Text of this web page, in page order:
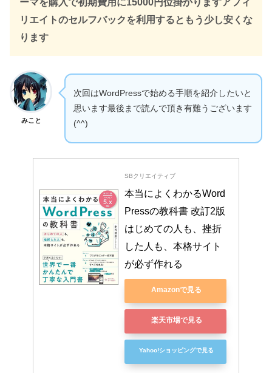
ーマを購入で初期費用に15000円位掛かりますアフィ
リエイトのセルフバックを利用するともう少し安くな
ります
みこと
次回はWordPressで始める手順を紹介したいと
思います最後まで読んで頂き有難うございます
(^^)
SBクリエイティブ
本当によくわかるWord
Pressの教科書 改訂2版
はじめての人も、挫折
した人も、本格サイト
が必ず作れる
Amazonで見る
楽天市場で見る
Yahoo!ショッピングで見る